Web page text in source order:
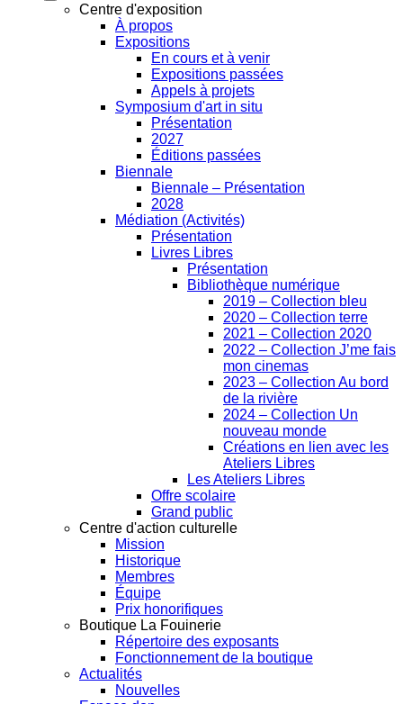
Centre d'exposition
À propos
Expositions
En cours et à venir
Expositions passées
Appels à projets
Symposium d'art in situ
Présentation
2027
Éditions passées
Biennale
Biennale – Présentation
2028
Médiation (Activités)
Présentation
Livres Libres
Présentation
Bibliothèque numérique
2019 – Collection bleu
2020 – Collection terre
2021 – Collection 2020
2022 – Collection J’me fais
mon cinemas
2023 – Collection Au bord
de la rivière
2024 – Collection Un
nouveau monde
Créations en lien avec les
Ateliers Libres
Les Ateliers Libres
Offre scolaire
Grand public
Centre d'action culturelle
Mission
Historique
Membres
Équipe
Prix honorifiques
Boutique La Fouinerie
Répertoire des exposants
Fonctionnement de la boutique
Actualités
Nouvelles